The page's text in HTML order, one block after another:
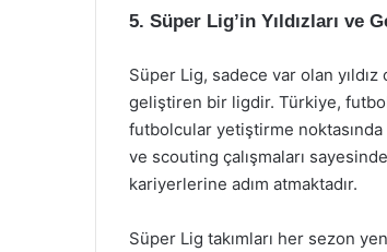
5. Süper Lig’in Yıldızları ve
Süper Lig, sadece var olan
geliştiren bir ligdir. Türkiye,
futbolcular yetiştirme
ve scouting çalışmaları
kariyerlerine adım atmaktadır.
Süper Lig takımları her sezon